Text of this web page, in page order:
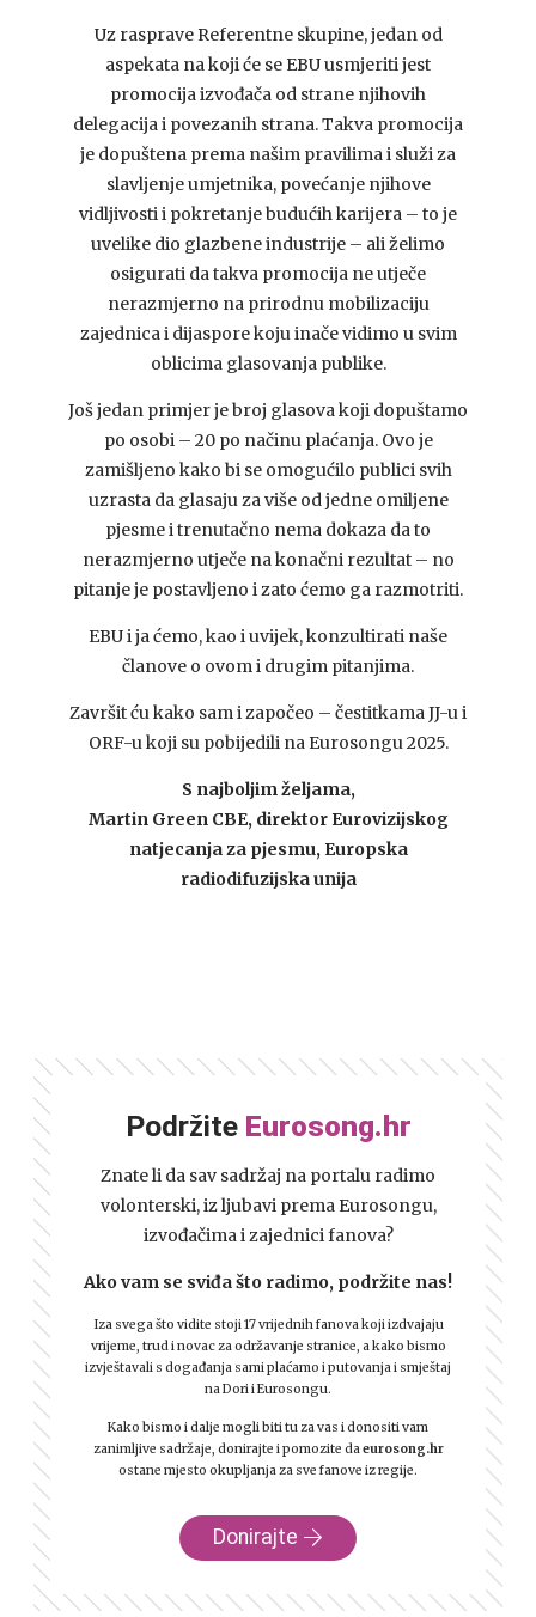
Uz rasprave Referentne skupine, jedan od
aspekata na koji će se EBU usmjeriti jest
promocija izvođača od strane njihovih
delegacija i povezanih strana. Takva promocija
je dopuštena prema našim pravilima i služi za
slavljenje umjetnika, povećanje njihove
vidljivosti i pokretanje budućih karijera – to je
uvelike dio glazbene industrije – ali želimo
osigurati da takva promocija ne utječe
nerazmjerno na prirodnu mobilizaciju
zajednica i dijaspore koju inače vidimo u svim
oblicima glasovanja publike.
Još jedan primjer je broj glasova koji dopuštamo
po osobi – 20 po načinu plaćanja. Ovo je
zamišljeno kako bi se omogućilo publici svih
uzrasta da glasaju za više od jedne omiljene
pjesme i trenutačno nema dokaza da to
nerazmjerno utječe na konačni rezultat – no
pitanje je postavljeno i zato ćemo ga razmotriti.
EBU i ja ćemo, kao i uvijek, konzultirati naše
članove o ovom i drugim pitanjima.
Završit ću kako sam i započeo – čestitkama JJ-u i
ORF-u koji su pobijedili na Eurosongu 2025.
S najboljim željama,
Martin Green CBE, direktor Eurovizijskog
natjecanja za pjesmu, Europska
radiodifuzijska unija
Podržite Eurosong.hr
Znate li da sav sadržaj na portalu radimo
volonterski, iz ljubavi prema Eurosongu,
izvođačima i zajednici fanova?
Ako vam se sviđa što radimo, podržite nas!
Iza svega što vidite stoji 17 vrijednih fanova koji izdvajaju
vrijeme, trud i novac za održavanje stranice, a kako bismo
izvještavali s događanja sami plaćamo i putovanja i smještaj
na Dori i Eurosongu.
Kako bismo i dalje mogli biti tu za vas i donositi vam
zanimljive sadržaje, donirajte i pomozite daeurosong.hr
ostane mjesto okupljanja za sve fanove iz regije.
Donirajte